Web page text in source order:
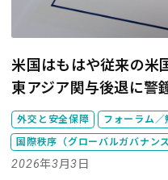
米国はもはや従来の
東アジア関与後退に警
外交と安全保障 フォーラム／
国際秩序（グローバルガバナンス
2026年3月3日